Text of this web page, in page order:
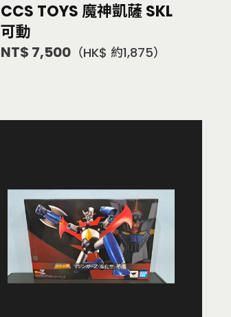
CCS TOYS 魔神凱薩 SKL
可動
NT$ 7,500 （HK$ 約1,875）